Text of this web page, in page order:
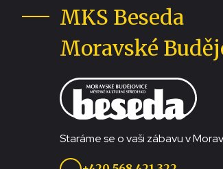
MKS Beseda
Moravské
Staráme se o vaši zábavu v